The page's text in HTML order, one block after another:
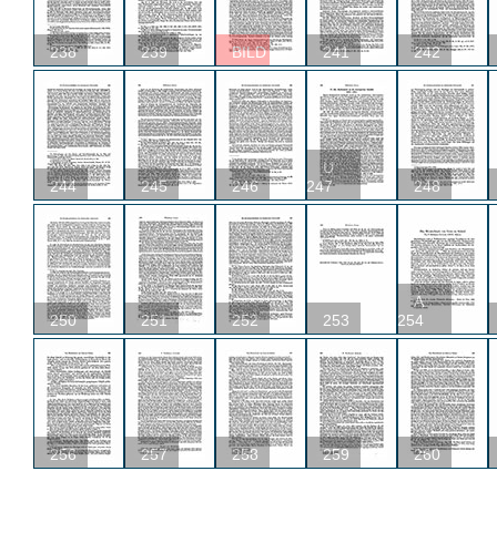
238 239 BILD 241 242
244 245 246
U
247
248
250 251 252 253
A
254
256 257 258 259 260